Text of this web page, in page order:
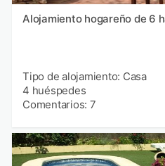
Alojamiento hogareño de 6
Tipo de alojamiento: Casa
4 huéspedes
Comentarios: 7